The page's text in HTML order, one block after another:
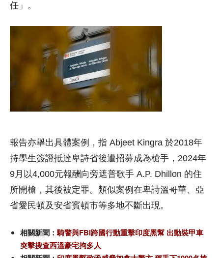
任」。
報告亦舉出具體案例，指 Abjeet Kingra 於2018年
持學生簽證抵達卑詩省後遭招募成為槍手，2024年
9月以4,000元報酬向旁遮普歌手 A.P. Dhillon 的住
所開槍，其後被定罪。類似案例在卑詩溫哥華、亞
省愛民頓及安省賓頓市等多地不斷出現。
相關新聞：騎警與FBI跨國行動重擊印度黑幫 出動裝甲車
突擊搜查西溫豪宅拘多人